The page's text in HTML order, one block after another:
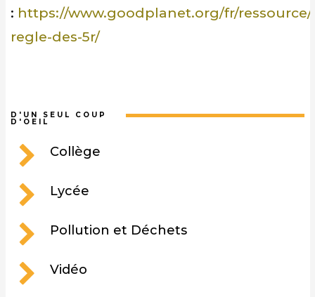
: https://www.goodplanet.org/fr/ressource/
regle-des-5r/
D'UN SEUL COUP
D'OEIL
Collège
Lycée
Pollution et Déchets
Vidéo